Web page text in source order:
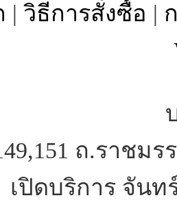
| วิธีการสั่งซื้อ |
ถ.ราชม
เปิดบริการ จันท